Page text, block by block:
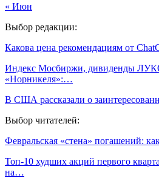
« Июн
Выбор редакции:
Какова цена рекомендациям от
Индекс Мосбиржи, дивиденды
«Норникеля»:…
В США рассказали о
Выбор читателей:
Февральская «стена» погашений:
Топ-10 худших акций первого
на…